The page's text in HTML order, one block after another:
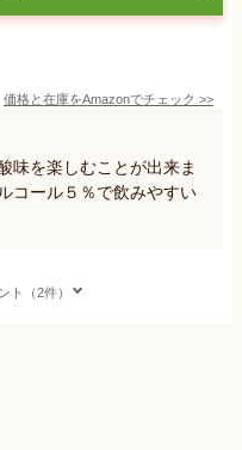
価格と在庫をAmazonでチェック >>
味を楽しむことが出来ま
コール５％で飲みやすい
ト（2件）